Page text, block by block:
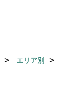
エリア別